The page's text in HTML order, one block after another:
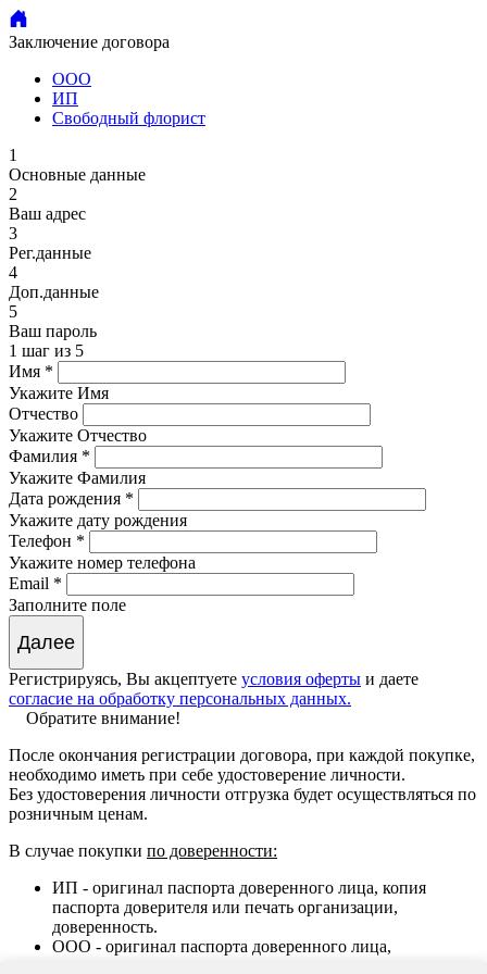
Заключение договора
ООО
ИП
Свободный флорист
1
Основные данные
2
Ваш адрес
3
Рег.данные
4
Доп.данные
5
Ваш пароль
1 шаг из 5
Имя *
Укажите Имя
Отчество
Укажите Отчество
Фамилия *
Укажите Фамилия
Дата рождения *
Укажите дату рождения
Телефон *
Укажите номер телефона
Email *
Заполните поле
Регистрируясь, Вы акцептуете условия оферты и даете
согласие на обработку персональных данных.
Обратите внимание!
После окончания регистрации договора, при каждой покупке,
необходимо иметь при себе удостоверение личности.
Без удостоверения личности отгрузка будет осуществляться по
розничным ценам.
В случае покупки по доверенности:
ИП - оригинал паспорта доверенного лица, копия
паспорта доверителя или печать организации,
доверенность.
ООО - оригинал паспорта доверенного лица,